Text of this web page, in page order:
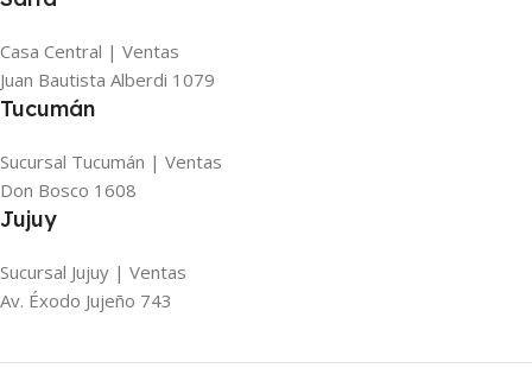
Casa Central | Ventas
Juan Bautista Alberdi 1079
Tucumán
Sucursal Tucumán | Ventas
Don Bosco 1608
Jujuy
Sucursal Jujuy | Ventas
Av. Éxodo Jujeño 743